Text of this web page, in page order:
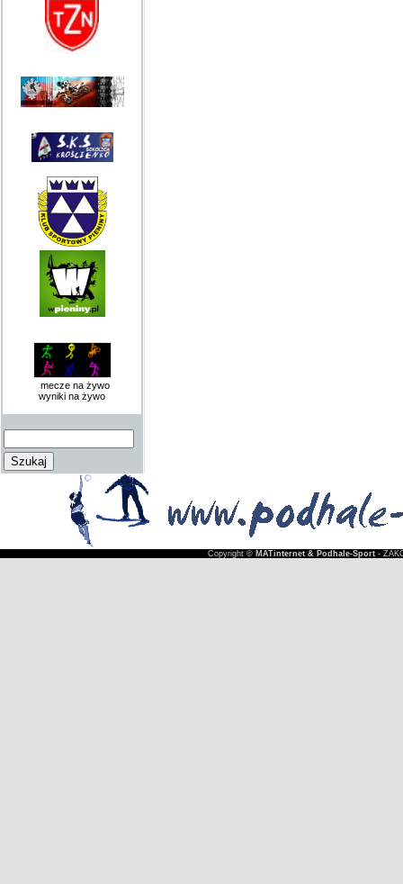
mecze na żywo
wyniki na żywo
Copyright © MATinternet & Podhale-Sport-